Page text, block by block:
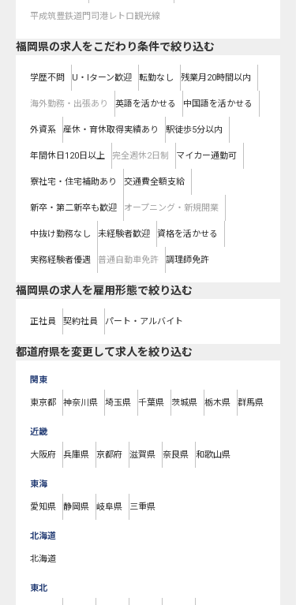
平成筑豊鉄道門司港レトロ観光線
福岡県の求人をこだわり条件で絞り込む
学歴不問 U・Iターン歓迎 転勤なし 残業月20時間以内
海外勤務・出張あり 英語を活かせる 中国語を活かせる
外資系 産休・育休取得実績あり 駅徒歩5分以内
年間休日120日以上 完全週休2日制 マイカー通勤可
寮社宅・住宅補助あり 交通費全額支給
新卒・第二新卒も歓迎 オープニング・新規開業
中抜け勤務なし 未経験者歓迎 資格を活かせる
実務経験者優遇 普通自動車免許 調理師免許
福岡県の求人を雇用形態で絞り込む
正社員 契約社員 パート・アルバイト
都道府県を変更して求人を絞り込む
関東
東京都 神奈川県 埼玉県 千葉県 茨城県 栃木県 群馬県
近畿
大阪府 兵庫県 京都府 滋賀県 奈良県 和歌山県
東海
愛知県 静岡県 岐阜県 三重県
北海道
北海道
東北